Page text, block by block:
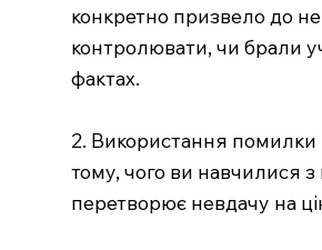
конкретно призвело до
контролювати, чи брали
фактах.
2. Використання помилки
тому, чого ви навчилися з
перетворює невдачу на